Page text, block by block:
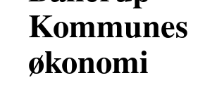
Kommunes
økonomi